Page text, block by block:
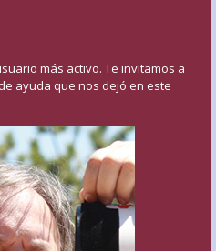
más activo. Te invitamos a
ayuda que nos dejó en este